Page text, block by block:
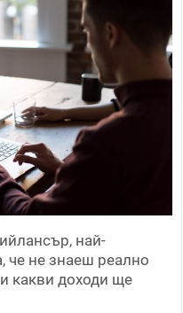
най-
че не знаеш реално
какви доходи ще